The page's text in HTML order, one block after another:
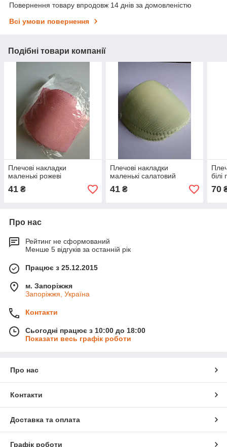
Повернення товару впродовж 14 днів за домовленістю
Всі умови повернення
Подібні товари компанії
Плечові накладки
маленькі рожеві
41 ₴
Плечові накладки
маленькі салатовий
41₴
білі
70
Про нас
Рейтинг не сформований
Менше 5 відгуків за останній рік
Працює з 25.12.2015
м. Запоріжжя
Запоріжжя, Україна
Контакти
Сьогодні працює з 10:00 до 18:00
Показати весь графік роботи
Про нас
Контакти
Доставка та оплата
Графік роботи